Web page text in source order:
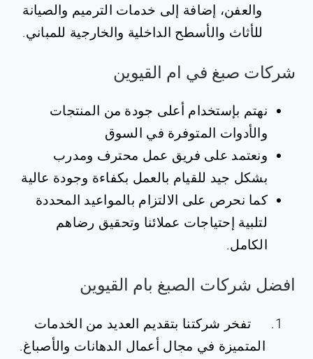
والعفن، إضافة إلى خدمات الترميم والصيانة
للأثاث والأسطح الداخلية والخارجية للمباني.
شركات صبغ في ام القيوين
نهتم بإستخدام أعلى جودة من المنتجات
والأدوات المتوفرة في السوق
ونعتمد على فريق عمل محترف ومدرب
بشكل جيد للقيام بالعمل بكفاءة وجودة عالية
كما نحرص على الالتزام بالمواعيد المحددة
لتلبية إحتياجات عملائنا وتحقيق رضاهم
الكامل.
افضل شركات الصبغ بام القيوين
تفخر شركتنا بتقديم العديد من الخدمات
المتميزة في مجال أعمال الدهانات والأصباغ.